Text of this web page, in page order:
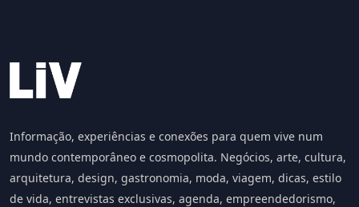
Informação, experiências e conexões para quem vive num
mundo contemporâneo e cosmopolita. Negócios, arte, cultura,
arquitetura, design, gastronomia, moda, viagem, dicas, estilo
de vida, entrevistas exclusivas, agenda, empreendedorismo,